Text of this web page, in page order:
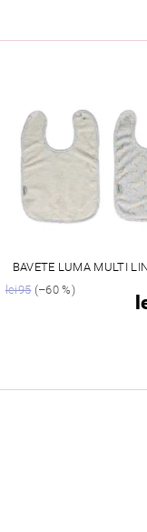
BAVETE LUMA MULTI
lei95(–60 %)